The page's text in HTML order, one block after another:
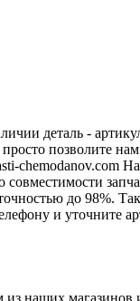
деталь -
позволите
chemodanov.com
до 98%.
и уточните
наших магазинов